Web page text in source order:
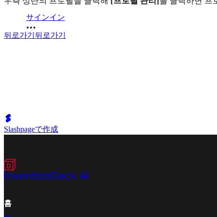
サインイン
뒤로가기 뒤로가기
Slashpageで作成
홈